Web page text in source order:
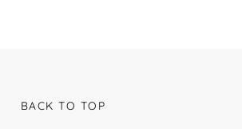
BACK TO TOP